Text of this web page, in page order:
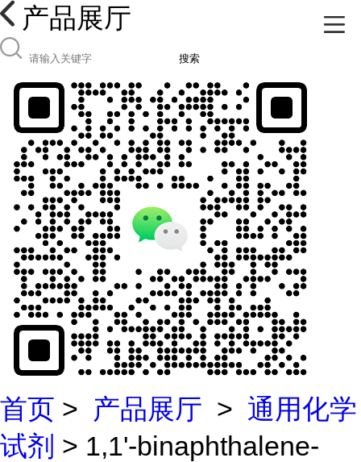
产品展厅
搜索
首页 > 产品展厅 > 通用化学
试剂 > 1,1'-binaphthalene-